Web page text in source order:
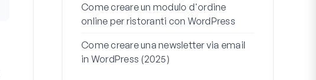
Come creare un modulo d'ordine
online per ristoranti con WordPress
Come creare una newsletter via email
in WordPress (2025)